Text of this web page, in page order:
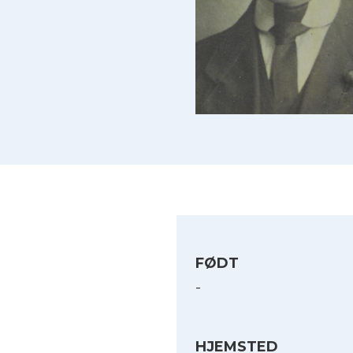
FØDT
-
HJEMSTED